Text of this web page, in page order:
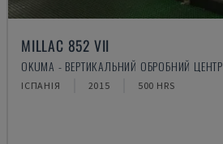
MILLAC 852 VII
OKUMA - ВЕРТИКАЛЬНИЙ ОБРОБНИЙ ЦЕНТР
ІСПАНІЯ 2015 500 HRS